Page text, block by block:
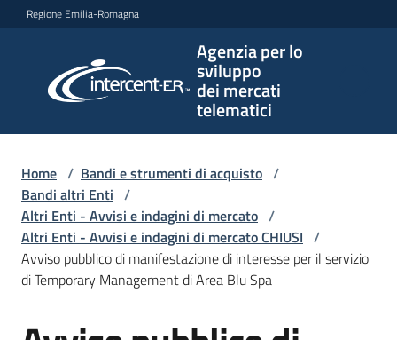
Vai al contenuto
Vai alla navigazione
Vai al footer
Regione Emilia-Romagna
Agenzia per lo
sviluppo
dei mercati
telematici
per lo
sviluppo
telematici
L'Agenzia
Bandi
Home / Bandi e strumenti di acquisto /
Bandi altri Enti /
Altri Enti - Avvisi e indagini di mercato /
Altri Enti - Avvisi e indagini di mercato CHIUSI /
Avviso pubblico di manifestazione di interesse per il servizio
di Temporary Management di Area Blu Spa
Salta al contenuto